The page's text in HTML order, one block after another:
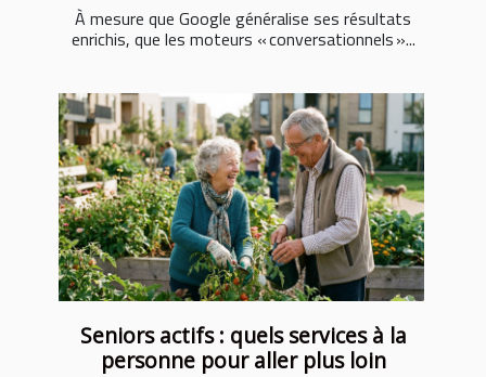
À mesure que Google généralise ses résultats
enrichis, que les moteurs « conversationnels »...
Seniors actifs : quels services à la
personne pour aller plus loin